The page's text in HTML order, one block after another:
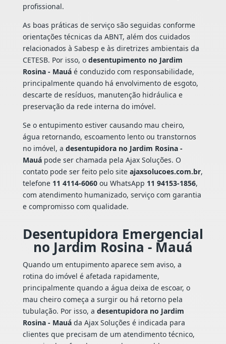
profissional.
As boas práticas de serviço são seguidas conforme
orientações técnicas da ABNT, além dos cuidados
relacionados à Sabesp e às diretrizes ambientais da
CETESB. Por isso, o desentupimento no Jardim
Rosina - Mauáé conduzido com responsabilidade,
principalmente quando há envolvimento de esgoto,
descarte de resíduos, manutenção hidráulica e
preservação da rede interna do imóvel.
Se o entupimento estiver causando mau cheiro,
água retornando, escoamento lento ou transtornos
no imóvel, a desentupidora no Jardim Rosina -
Mauápode ser chamada pela Ajax Soluções. O
contato pode ser feito pelo site ajaxsolucoes.com.br,
telefone 11 4114-6060ou WhatsApp 11 94153-1856,
com atendimento humanizado, serviço com garantia
e compromisso com qualidade.
Desentupidora Emergencial
no Jardim Rosina - Mauá
Quando um entupimento aparece sem aviso, a
rotina do imóvel é afetada rapidamente,
principalmente quando a água deixa de escoar, o
mau cheiro começa a surgir ou há retorno pela
tubulação. Por isso, a desentupidora no Jardim
Rosina - Mauáda Ajax Soluções é indicada para
clientes que precisam de um atendimento técnico,